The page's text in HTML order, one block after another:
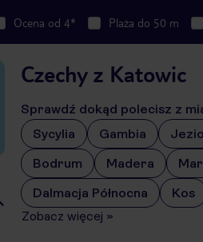
Ocena od 4* Plaża do 50 m
Czechy z Katowic
Sprawdź dokąd polecisz z
Sycylia
Gambia
Bodrum
Madera
Dalmacja Północna
Kos
Zobacz więcej »